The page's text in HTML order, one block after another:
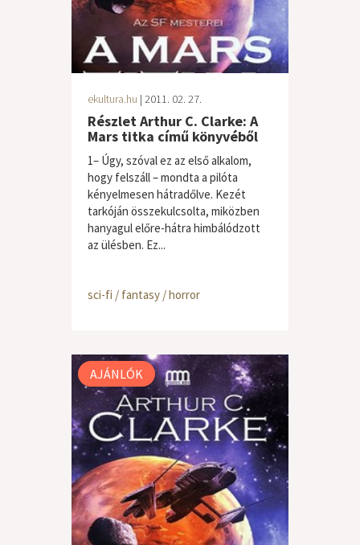
ekultura.hu | 2011. 02. 27.
Részlet Arthur C. Clarke: A
Mars titka című könyvéből
1– Úgy, szóval ez az első alkalom,
hogy felszáll – mondta a pilóta
kényelmesen hátradőlve. Kezét
tarkóján összekulcsolta, miközben
hanyagul előre-hátra himbálódzott
az ülésben. Ez...
sci-fi / fantasy / horror
AJÁNLÓK